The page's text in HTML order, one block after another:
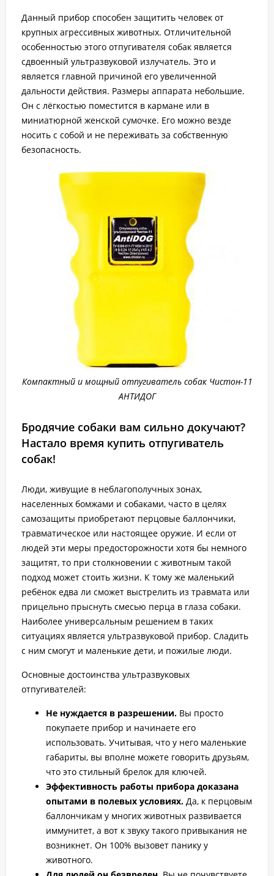
Данный прибор способен защитить человек от
крупных агрессивных животных. Отличительной
особенностью этого отпугивателя собак является
сдвоенный ультразвуковой излучатель. Это и
является главной причиной его увеличенной
дальности действия. Размеры аппарата небольшие.
Он с лёгкостью поместится в кармане или в
миниатюрной женской сумочке. Его можно везде
носить с собой и не переживать за собственную
безопасность.
Компактный и мощный отпугиватель собак Чистон-11
АНТИДОГ
Бродячие собаки вам сильно докучают?
Настало время купить отпугиватель
собак!
Люди, живущие в неблагополучных зонах,
населенных бомжами и собаками, часто в целях
самозащиты приобретают перцовые баллончики,
травматическое или настоящее оружие. И если от
людей эти меры предосторожности хотя бы немного
защитят, то при столкновении с животным такой
подход может стоить жизни. К тому же маленький
ребёнок едва ли сможет выстрелить из травмата или
прицельно прыснуть смесью перца в глаза собаки.
Наиболее универсальным решением в таких
ситуациях является ультразвуковой прибор. Сладить
с ним смогут и маленькие дети, и пожилые люди.
Основные достоинства ультразвуковых
отпугивателей:
Не нуждается в разрешении. Вы просто
покупаете прибор и начинаете его
использовать. Учитывая, что у него маленькие
габариты, вы вполне можете говорить друзьям,
что это стильный брелок для ключей.
Эффективность работы прибора доказана
опытами в полевых условиях. Да, к перцовым
баллончикам у многих животных развивается
иммунитет, а вот к звуку такого привыкания не
возникнет. Он 100% вызовет панику у
животного.